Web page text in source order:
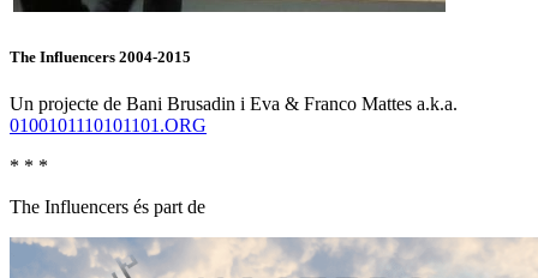
The Influencers 2004-2015
Un projecte de Bani Brusadin i Eva & Franco Mattes a.k.a.
0100101110101101.ORG
* * *
The Influencers és part de